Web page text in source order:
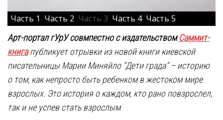
Часть 1 Часть 2 Часть 3 Часть 4 Часть 5
Арт-портал гУрУ совмпестно с издательствомСаммит-
книга публикует отрывки из новой книги киевской
писательницы Марии Миняйло “Дети града” – историю
о том, как непросто быть ребенком в жестоком мире
взрослых. Это история о каждом, кто рано повзрослел,
так и не успев стать взрослым.